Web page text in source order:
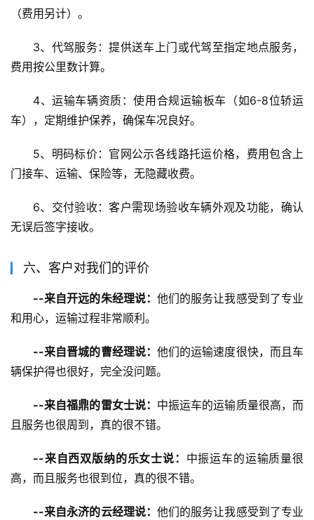
（费用另计）。
3、代驾服务：提供送车上门或代驾至指定地点服务，
费用按公里数计算。
4、运输车辆资质：使用合规运输板车（如6-8位轿运
车），定期维护保养，确保车况良好。
5、明码标价：官网公示各线路托运价格，费用包含上
门接车、运输、保险等，无隐藏收费。
6、交付验收：客户需现场验收车辆外观及功能，确认
无误后签字接收。
六、客户对我们的评价
--来自开远的朱经理说： 他们的服务让我感受到了专业
和用心，运输过程非常顺利。
--来自晋城的曹经理说： 他们的运输速度很快，而且车
辆保护得也很好，完全没问题。
--来自福鼎的雷女士说： 中振运车的运输质量很高，而
且服务也很周到，真的很不错。
--来自西双版纳的乐女士说： 中振运车的运输质量很
高，而且服务也很到位，真的很不错。
--来自永济的云经理说： 他们的服务让我感受到了专业